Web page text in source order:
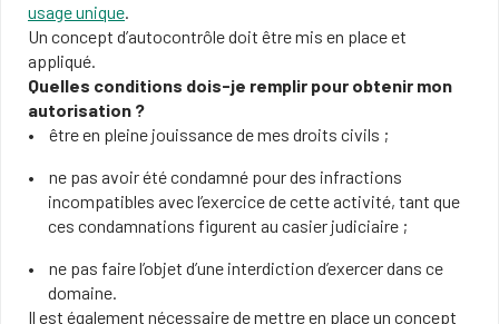
usage unique.
Un concept d’autocontrôle doit être mis en place et
appliqué.
Quelles conditions dois-je remplir pour obtenir mon
autorisation ?
être en pleine jouissance de mes droits civils ;
ne pas avoir été condamné pour des infractions
incompatibles avec l’exercice de cette activité, tant que
ces condamnations figurent au casier judiciaire ;
ne pas faire l’objet d’une interdiction d’exercer dans ce
domaine.
Il est également nécessaire de mettre en place un concept